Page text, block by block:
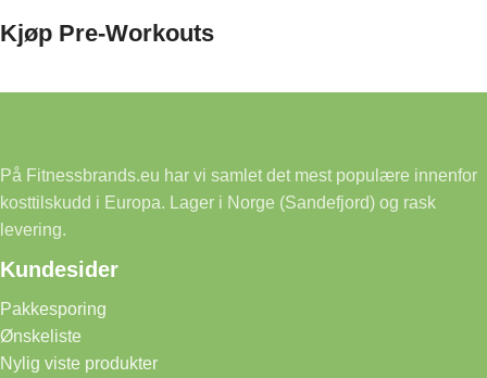
Kjøp Pre-Workouts
På Fitnessbrands.eu har vi samlet det mest populære innenfor
kosttilskudd i Europa. Lager i Norge (Sandefjord) og rask
levering.
Kundesider
Pakkesporing
Ønskeliste
Nylig viste produkter